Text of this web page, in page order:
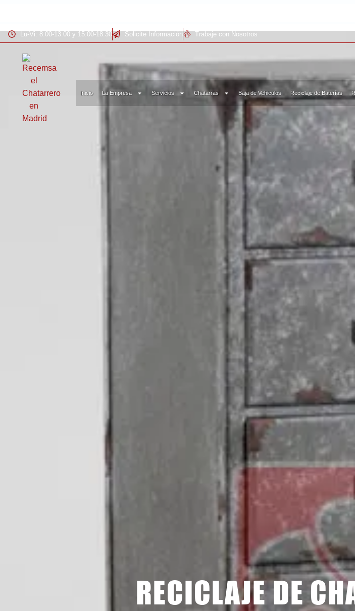
Lu-Vi: 8:00-13:00 y 15:00-18:30 Solicite Información Trabaje con Nosotros
Inicio La Empresa Servicios Chatarras Baja de Vehiculos Reciclaje de Baterías
RECICLAJE DE